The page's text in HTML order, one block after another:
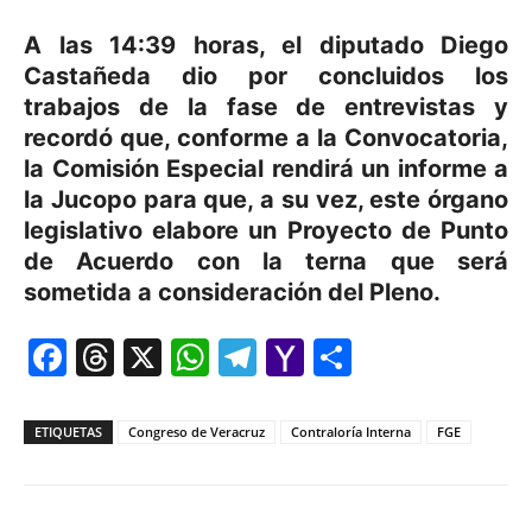
A las 14:39 horas, el diputado Diego
Castañeda dio por concluidos los
trabajos de la fase de entrevistas y
recordó que, conforme a la Convocatoria,
la Comisión Especial rendirá un informe a
la Jucopo para que, a su vez, este órgano
legislativo elabore un Proyecto de Punto
de Acuerdo con la terna que será
sometida a consideración del Pleno.
Facebook
Threads
X WhatsApp
Telegram
Yahoo
ETIQUETAS Congreso de Veracruz Contraloría Interna FGE